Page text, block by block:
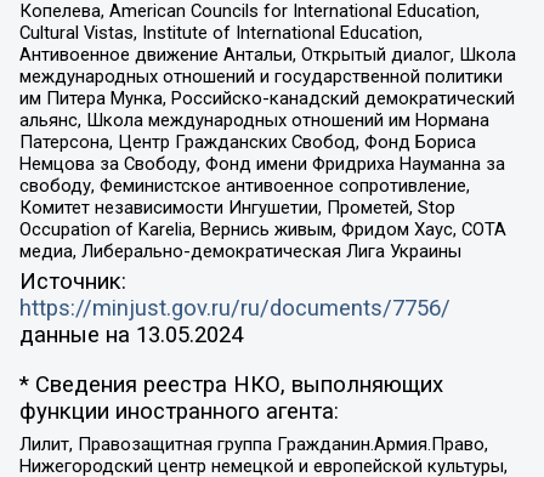
Копелева, American Councils for International Education,
Cultural Vistas, Institute of International Education,
Антивоенное движение Антальи, Открытый диалог, Школа
международных отношений и государственной политики
им Питера Мунка, Российско-канадский демократический
альянс, Школа международных отношений им Нормана
Патерсона, Центр Гражданских Свобод, Фонд Бориса
Немцова за Свободу, Фонд имени Фридриха Науманна за
свободу, Феминистское антивоенное сопротивление,
Комитет независимости Ингушетии, Прометей, Stop
Occupation of Karelia, Вернись живым, Фридом Хаус, СОТА
медиа, Либерально-демократическая Лига Украины
Источник:
https://minjust.gov.ru/ru/documents/7756/
данные на 13.05.2024
* Сведения реестра НКО, выполняющих
функции иностранного агента:
Лилит, Правозащитная группа Гражданин.Армия.Право,
Нижегородский центр немецкой и европейской культуры,